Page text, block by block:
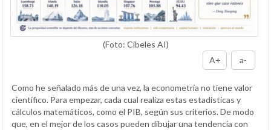
(Foto: Cibeles AI)
A+
a-
Como he señalado más de una vez, la econometría no tiene valor
científico. Para empezar, cada cual realiza estas estadísticas y
cálculos matemáticos, como el PIB, según sus criterios. De modo
que, en el mejor de los casos pueden dibujar una tendencia con